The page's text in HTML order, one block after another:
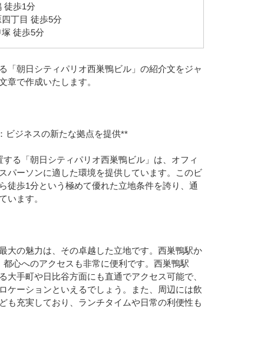
徒歩1分
丁目 徒歩5分
徒歩5分
「朝日シティパリオ西巣鴨ビル」の紹介文をジャ
章で作成いたします。
ビジネスの新たな拠点を提供**
る「朝日シティパリオ西巣鴨ビル」は、オフィ
パーソンに適した環境を提供しています。このビ
徒歩1分という極めて優れた立地条件を誇り、通
います。
大の魅力は、その卓越した立地です。西巣鴨駅か
心へのアクセスも非常に便利です。西巣鴨駅
大手町や日比谷方面にも直通でアクセス可能で、
ケーションといえるでしょう。また、周辺には飲
も充実しており、ランチタイムや日常の利便性も